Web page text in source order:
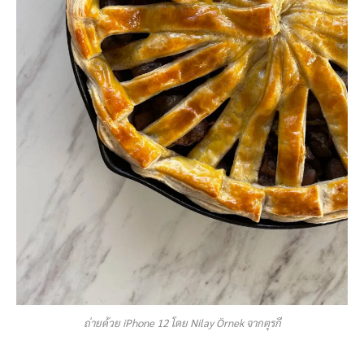
ถ่ายด้วย iPhone 12 โดย Nilay Örnek จากตุรกี